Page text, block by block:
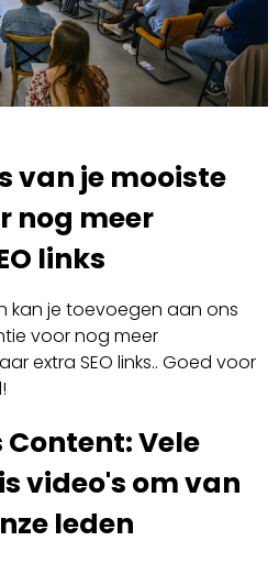
van je mooiste
nog meer
links
kan je toevoegen aan ons
voor nog meer
extra SEO links.. Goed voor
Vele
video's om van
leden